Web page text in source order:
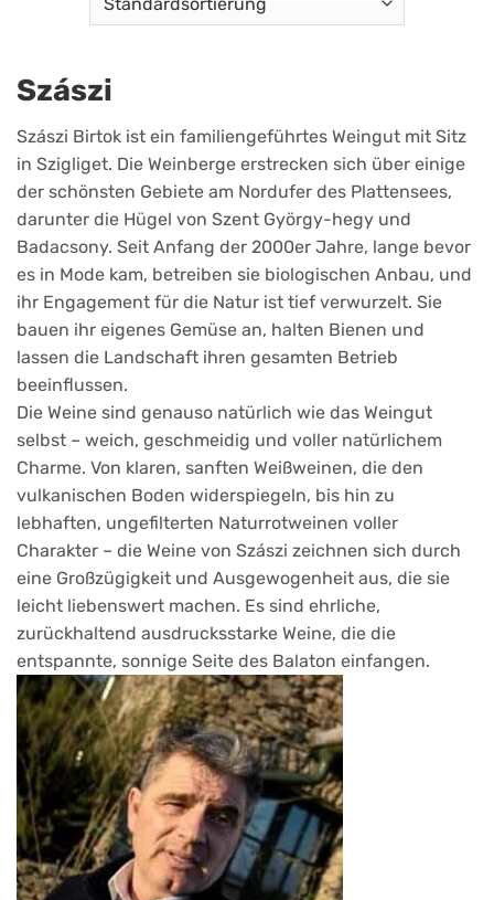
Szászi
Szászi Birtok ist ein familiengeführtes Weingut mit Sitz
in Szigliget. Die Weinberge erstrecken sich über einige
der schönsten Gebiete am Nordufer des Plattensees,
darunter die Hügel von Szent György-hegy und
Badacsony. Seit Anfang der 2000er Jahre, lange bevor
es in Mode kam, betreiben sie biologischen Anbau, und
ihr Engagement für die Natur ist tief verwurzelt. Sie
bauen ihr eigenes Gemüse an, halten Bienen und
lassen die Landschaft ihren gesamten Betrieb
beeinflussen.
Die Weine sind genauso natürlich wie das Weingut
selbst – weich, geschmeidig und voller natürlichem
Charme. Von klaren, sanften Weißweinen, die den
vulkanischen Boden widerspiegeln, bis hin zu
lebhaften, ungefilterten Naturrotweinen voller
Charakter – die Weine von Szászi zeichnen sich durch
eine Großzügigkeit und Ausgewogenheit aus, die sie
leicht liebenswert machen. Es sind ehrliche,
zurückhaltend ausdrucksstarke Weine, die die
entspannte, sonnige Seite des Balaton einfangen.